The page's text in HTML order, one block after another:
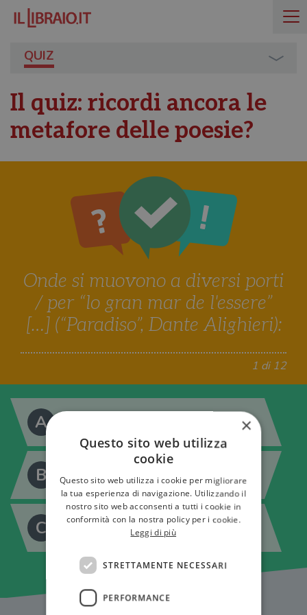
QUIZ
Il quiz: ricordi ancora le
metafore delle poesie?
Onde si muovono a diversi porti
/ per “lo gran mar de l'essere”
[…] (“Paradiso”, Dante Alighieri):
1 di 12
A
B L’oceano
C
×
Questo sito web utilizza
cookie
Questo sito web utilizza i cookie per migliorare
la tua esperienza di navigazione. Utilizzando il
nostro sito web acconsenti a tutti i cookie in
conformità con la nostra policy per i cookie.
Leggi di più
STRETTAMENTE NECESSARI
PERFORMANCE